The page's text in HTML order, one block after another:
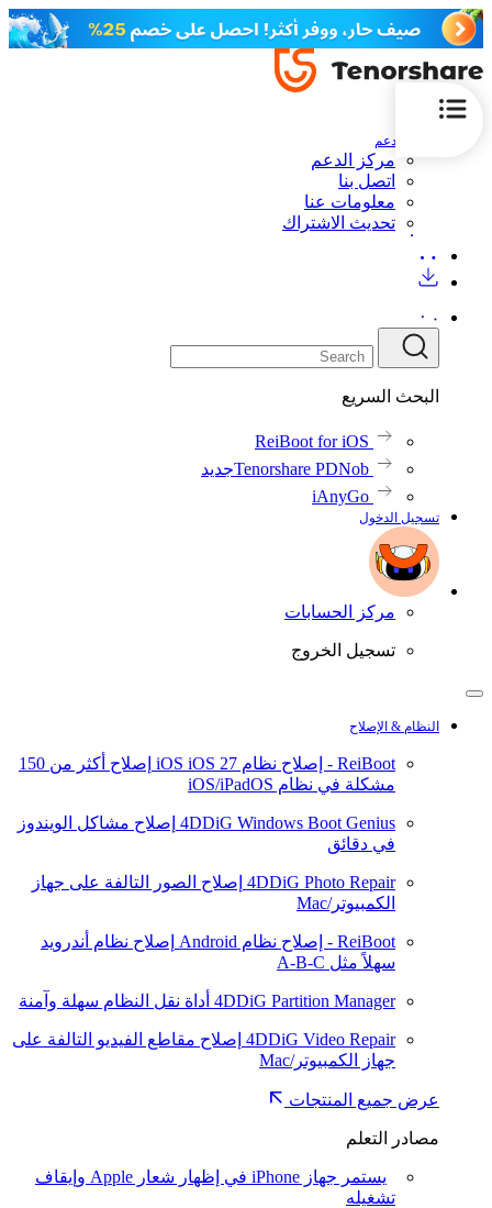
الدعم
مركز الدعم
اتصل بنا
معلومات عنا
تحديث الاشتراك
البحث السريع
ReiBoot for iOS
Tenorshare PDNobجديد
iAnyGo
تسجيل الدخول
مركز الحسابات
تسجيل الخروج
النظام & الإصلاح
ReiBoot - إصلاح نظام iOS iOS 27
إصلاح أكثر من 150
مشكلة في نظام iOS/iPadOS
4DDiG Windows Boot Genius إصلاح مشاكل الويندوز
في دقائق
4DDiG Photo Repair إصلاح الصور التالفة على جهاز
الكمبيوتر/Mac
ReiBoot - إصلاح نظام Android
إصلاح نظام أندرويد
سهلاً مثل A-B-C
4DDiG Partition Manager أداة نقل النظام سهلة وآمنة
4DDiG Video Repair إصلاح مقاطع الفيديو التالفة على
جهاز الكمبيوتر/Mac
عرض جميع المنتجات
مصادر التعلم
يستمر جهاز iPhone في إظهار شعار Apple وإيقاف
تشغيله